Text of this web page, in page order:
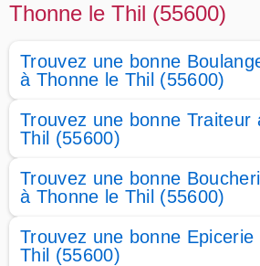
Thonne le Thil (55600)
Trouvez une bonne
à Thonne le Thil (55600)
Trouvez une bonne Traiteur
Thil (55600)
Trouvez une bonne
à Thonne le Thil (55600)
Trouvez une bonne
Thil (55600)